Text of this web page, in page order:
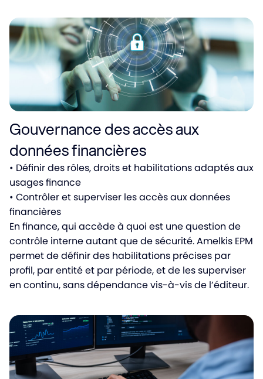
Gouvernance des accès aux
données financières
• Définir des rôles, droits et habilitations adaptés aux
usages finance
• Contrôler et superviser les accès aux données
financières
En finance, qui accède à quoi est une question de
contrôle interne autant que de sécurité. Amelkis EPM
permet de définir des habilitations précises par
profil, par entité et par période, et de les superviser
en continu, sans dépendance vis-à-vis de l’éditeur.